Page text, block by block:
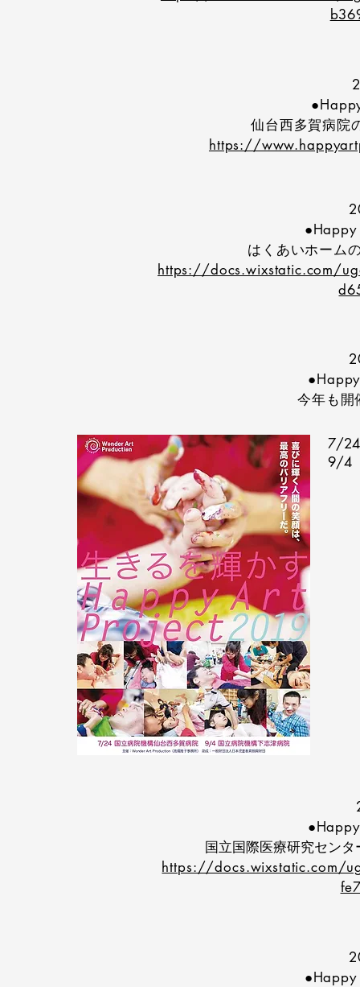
仙台西多賀病院
https://
はくあいホーム
https://docs.wixstatic.com/
今年も開
7/24
9/4
国立国際医療研究センタ
https://docs.wixstatic.com/